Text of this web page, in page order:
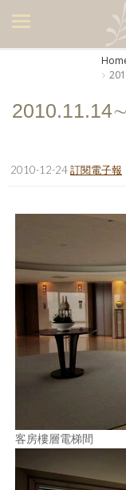
美食集
廚房集
旅遊美食集
生活風
書房集
日記簿
餐桌週記
享樂隨手拍
照相簿
創意出版服務
歷史區
2010-12-24訂閱電子報
客房樓層電梯間